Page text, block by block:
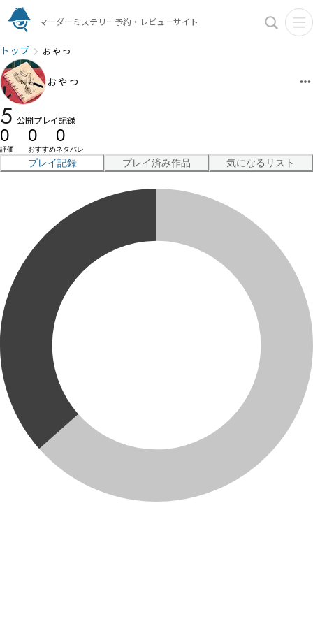
マーダーミステリー予約・レビューサイト
トップ ぉゃっ
ぉゃっ
5 公開プレイ記録
0
評価
0
おすすめ
0
ネタバレ
プレイ記録 プレイ済み作品 気になるリスト